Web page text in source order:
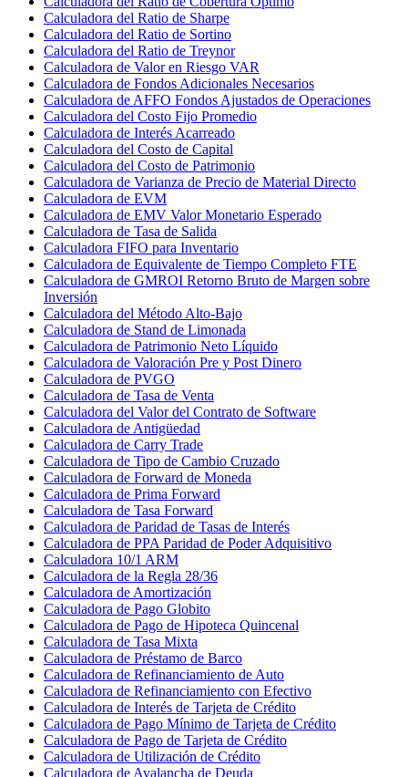
Calculadora del Ratio de Sharpe
Calculadora del Ratio de Sortino
Calculadora del Ratio de Treynor
Calculadora de Valor en Riesgo VAR
Calculadora de Fondos Adicionales Necesarios
Calculadora de AFFO Fondos Ajustados de Operaciones
Calculadora del Costo Fijo Promedio
Calculadora de Interés Acarreado
Calculadora del Costo de Capital
Calculadora del Costo de Patrimonio
Calculadora de Varianza de Precio de Material Directo
Calculadora de EVM
Calculadora de EMV Valor Monetario Esperado
Calculadora de Tasa de Salida
Calculadora FIFO para Inventario
Calculadora de Equivalente de Tiempo Completo FTE
Calculadora de GMROI Retorno Bruto de Margen sobre
Inversión
Calculadora del Método Alto-Bajo
Calculadora de Stand de Limonada
Calculadora de Patrimonio Neto Líquido
Calculadora de Valoración Pre y Post Dinero
Calculadora de PVGO
Calculadora de Tasa de Venta
Calculadora del Valor del Contrato de Software
Calculadora de Antigüedad
Calculadora de Carry Trade
Calculadora de Tipo de Cambio Cruzado
Calculadora de Forward de Moneda
Calculadora de Prima Forward
Calculadora de Tasa Forward
Calculadora de Paridad de Tasas de Interés
Calculadora de PPA Paridad de Poder Adquisitivo
Calculadora 10/1 ARM
Calculadora de la Regla 28/36
Calculadora de Amortización
Calculadora de Pago Globito
Calculadora de Pago de Hipoteca Quincenal
Calculadora de Tasa Mixta
Calculadora de Préstamo de Barco
Calculadora de Refinanciamiento de Auto
Calculadora de Refinanciamiento con Efectivo
Calculadora de Interés de Tarjeta de Crédito
Calculadora de Pago Mínimo de Tarjeta de Crédito
Calculadora de Pago de Tarjeta de Crédito
Calculadora de Utilización de Crédito
Calculadora de Avalancha de Deuda